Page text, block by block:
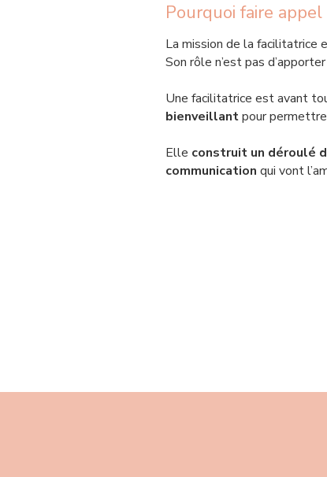
Pourquoi faire
La mission de la facilitatrice
Son rôle n’est pas
Une facilitatrice est avant
bienveillantpour permettre
Elle construit un déroulé
communication qui vont